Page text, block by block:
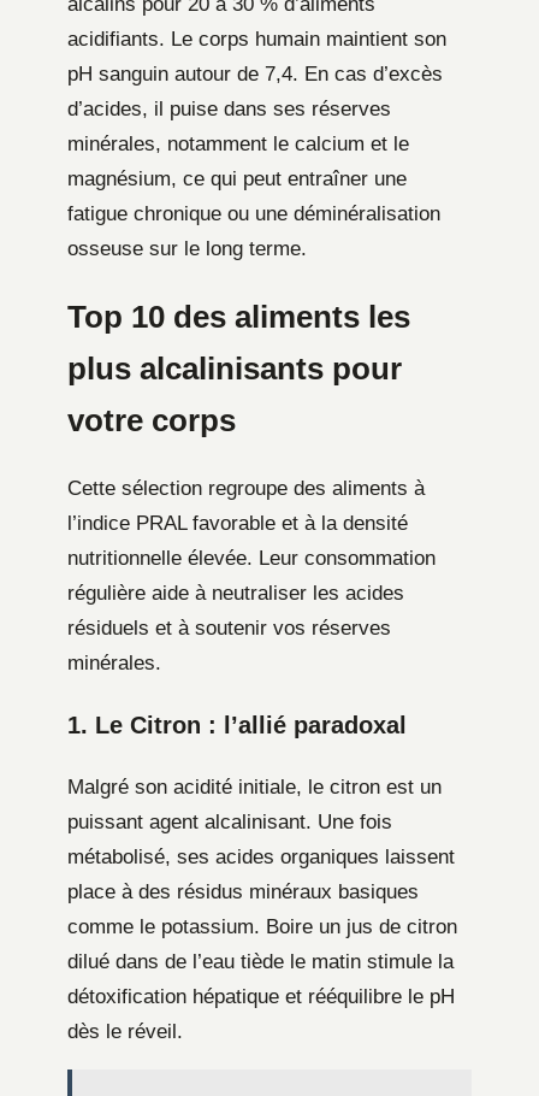
acidifiants. Le corps humain maintient son
pH sanguin autour de 7,4. En cas d’excès
d’acides, il puise dans ses réserves
minérales, notamment le calcium et le
magnésium, ce qui peut entraîner une
fatigue chronique ou une déminéralisation
osseuse sur le long terme.
Top 10 des aliments les
plus alcalinisants pour
votre corps
Cette sélection regroupe des aliments à
l’indice PRAL favorable et à la densité
nutritionnelle élevée. Leur consommation
régulière aide à neutraliser les acides
résiduels et à soutenir vos réserves
minérales.
1. Le Citron : l’allié paradoxal
Malgré son acidité initiale, le citron est un
puissant agent alcalinisant. Une fois
métabolisé, ses acides organiques laissent
place à des résidus minéraux basiques
comme le potassium. Boire un jus de citron
dilué dans de l’eau tiède le matin stimule la
détoxification hépatique et rééquilibre le pH
dès le réveil.